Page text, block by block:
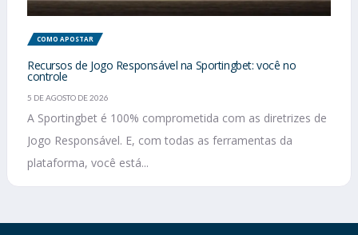
COMO APOSTAR
Recursos de Jogo Responsável na Sportingbet: você no
controle
5 DE AGOSTO DE 2026
A Sportingbet é 100% comprometida com as diretrizes de
Jogo Responsável. E, com todas as ferramentas da
plataforma, você está...